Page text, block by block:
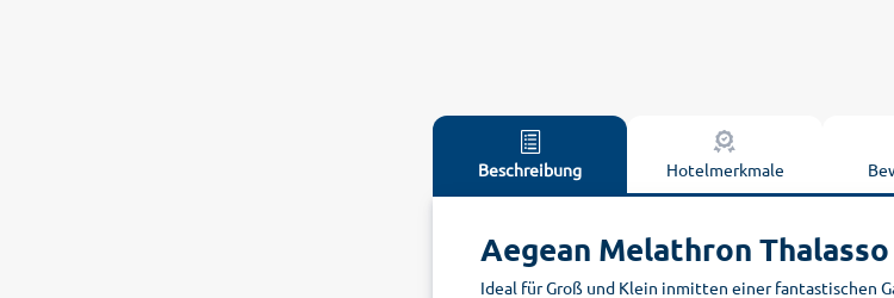
Beschreibung Hotelmerkmale
Aegean Melathron
Ideal für Groß und Klein inmitten einer fantastischen